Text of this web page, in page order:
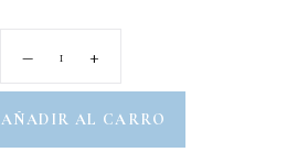
AÑADIR AL CARRO